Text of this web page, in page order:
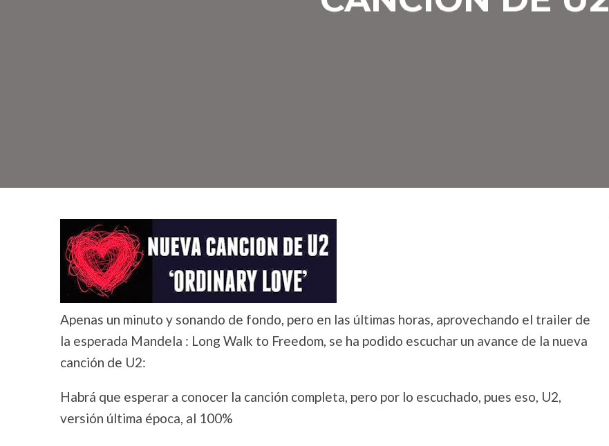
Apenas un minuto y sonando de fondo, pero en las últimas horas, aprovechando el trailer de
la esperada Mandela : Long Walk to Freedom, se ha podido escuchar un avance de la nueva
canción de U2:
Habrá que esperar a conocer la canción completa, pero por lo escuchado, pues eso, U2,
versión última época, al 100%